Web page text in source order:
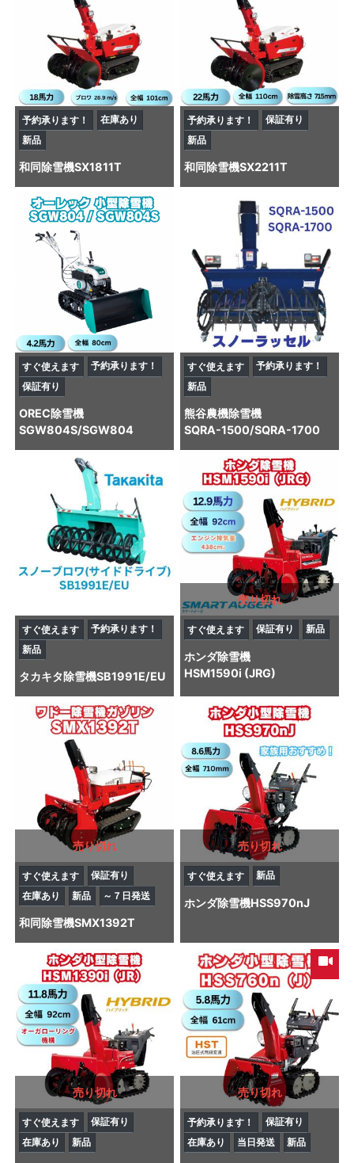
予約承ります！
在庫あり
新品
和同除雪機SX1811T
予約承ります！
保証有り
新品
和同除雪機SX2211T
すぐ使えます
予約承ります！
保証有り
OREC除雪機
SGW804S/SGW804
すぐ使えます
予約承ります！
新品
熊谷農機除雪機
SQRA-1500/SQRA-1700
すぐ使えます
予約承ります！
新品
タカキタ除雪機SB1991E/EU
売り切れ
すぐ使えます 保証有り 新品
ホンダ除雪機
HSM1590i (JRG)
売り切れ
すぐ使えます
保証有り
在庫あり
新品 ～７日発送
和同除雪機SMX1392T
売り切れ
すぐ使えます 新品
ホンダ除雪機HSS970nJ
売り切れ
すぐ使えます
保証有り
在庫あり
新品
売り切れ
予約承ります！
保証有り
在庫あり
当日発送 新品